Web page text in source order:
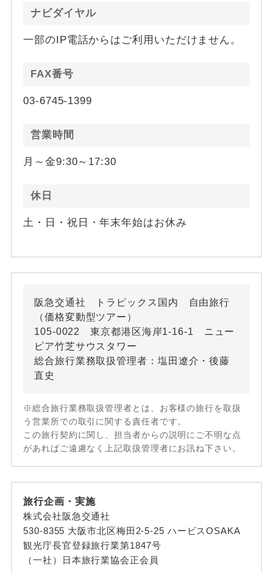
ナビダイヤル
一部のIP電話からはご利用いただけません。
FAX番号
03-6745-1399
営業時間
月～金9:30～17:30
休日
土・日・祝日・年末年始はお休み
阪急交通社 トラピックス国内 自由旅行
（価格変動型ツアー）
105-0022 東京都港区海岸1-16-1 ニュー
ピア竹芝サウスタワー
総合旅行業務取扱管理者：塩田遼介・後藤
直史
※総合旅行業務取扱管理者とは、お客様の旅行を取扱
う営業所での取引に関する責任者です。
この旅行契約に関し、担当者からの説明にご不明な点
があればご遠慮なく上記取扱管理者にお訊ね下さい。
旅行企画・実施
株式会社阪急交通社
530-8355 大阪市北区梅田2-5-25 ハービスOSAKA
観光庁長官登録旅行業第1847号
（一社）日本旅行業協会正会員